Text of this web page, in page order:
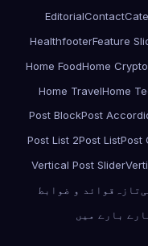
Contact
Editorial
Feature
footer
Health
Home Crypto
Home Food
Home
Home Travel
Post
Post Block
Post
Post List
Post List 2
Vertical Post Slider
تازہ قوائد و ضوابط
بارے میں